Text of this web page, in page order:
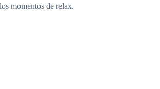
momentos de relax.